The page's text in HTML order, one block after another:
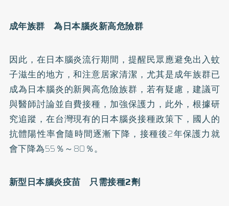
成年族群 為日本腦炎新高危險群
因此，在日本腦炎流行期間，提醒民眾應避免出入蚊
子滋生的地方，和注意居家清潔，尤其是成年族群已
成為日本腦炎的新興高危險族群，若有疑慮，建議可
與醫師討論並自費接種，加強保護力，此外，根據研
究追蹤，在台灣現有的日本腦炎接種政策下，國人的
抗體陽性率會隨時間逐漸下降，接種後2年保護力就
會下降為55％～80％。
新型日本腦炎疫苗 只需接種2劑